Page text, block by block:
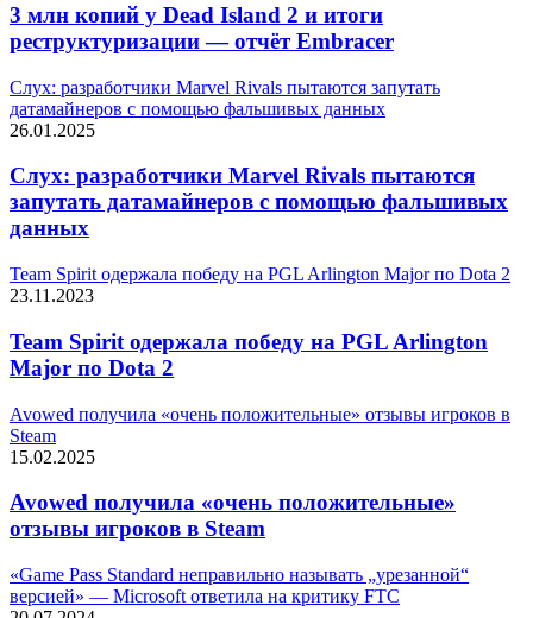
3 млн копий у Dead Island 2 и итоги
реструктуризации — отчёт Embracer
Слух: разработчики Marvel Rivals пытаются запутать
датамайнеров с помощью фальшивых данных
26.01.2025
Слух: разработчики Marvel Rivals пытаются
запутать датамайнеров с помощью фальшивых
данных
Team Spirit одержала победу на PGL Arlington Major по Dota 2
23.11.2023
Team Spirit одержала победу на PGL Arlington
Major по Dota 2
Avowed получила «очень положительные» отзывы игроков в
Steam
15.02.2025
Avowed получила «очень положительные»
отзывы игроков в Steam
«Game Pass Standard неправильно называть „урезанной“
версией» — Microsoft ответила на критику FTC